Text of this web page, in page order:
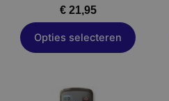
€21,95
Opties selecteren
de
productpagina
Dit